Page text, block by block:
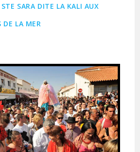
SARA DITE LA KALI AUX
DE LA MER